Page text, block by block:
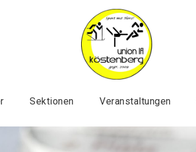
Sektionen Veranstaltungen